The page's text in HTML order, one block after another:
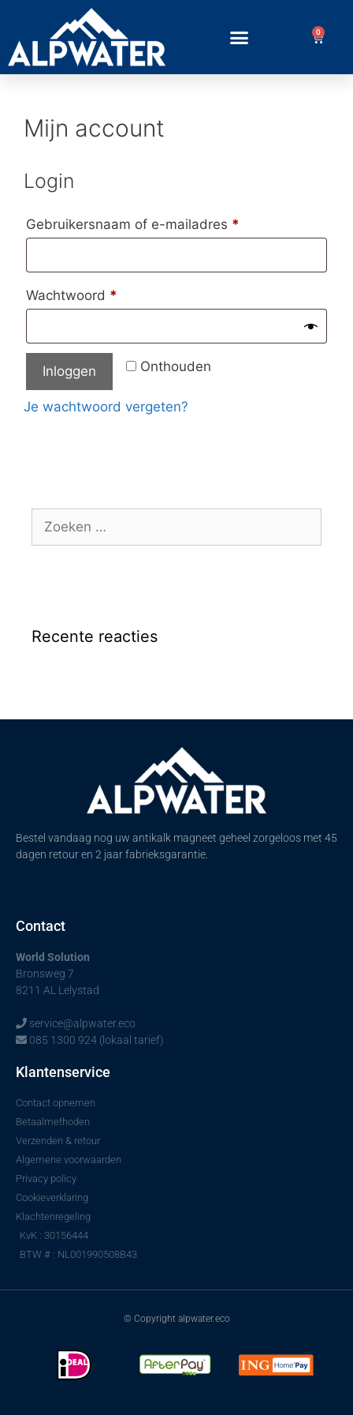
0
Mijn account
Login
Gebruikersnaam of e-mailadres *
Wachtwoord *
Onthouden
Inloggen
Je wachtwoord vergeten?
Recente reacties
Bestel vandaag nog uw antikalk magneet geheel zorgeloos met 45
dagen retour en 2 jaar fabrieksgarantie.
Contact
World Solution
Bronsweg 7
8211 AL Lelystad
service@alpwater.eco
085 1300 924 (lokaal tarief)
Klantenservice
Contact opnemen
Betaalmethoden
Verzenden & retour
Algemene voorwaarden
Privacy policy
Cookieverklaring
Klachtenregeling
KvK : 30156444
BTW # : NL001990508B43
© Copyright alpwater.eco